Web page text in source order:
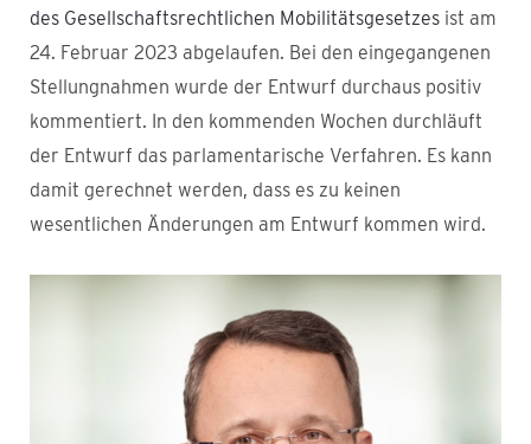
des Gesellschaftsrechtlichen Mobilitätsgesetzes ist am
24. Februar 2023 abgelaufen. Bei den eingegangenen
Stellungnahmen wurde der Entwurf durchaus positiv
kommentiert. In den kommenden Wochen durchläuft
der Entwurf das parlamentarische Verfahren. Es kann
damit gerechnet werden, dass es zu keinen
wesentlichen Änderungen am Entwurf kommen wird.